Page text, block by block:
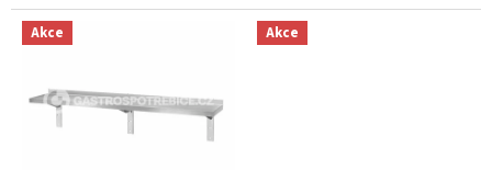
Akce Akce